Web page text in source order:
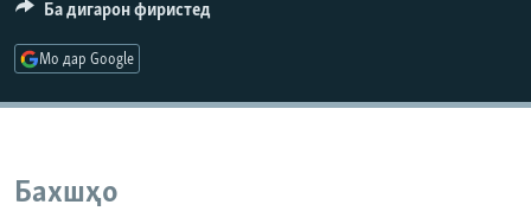
Ҳамаи сомонаҳои RFE/RL
Ба дигарон фиристед
Мо дар Google
Бахшҳо